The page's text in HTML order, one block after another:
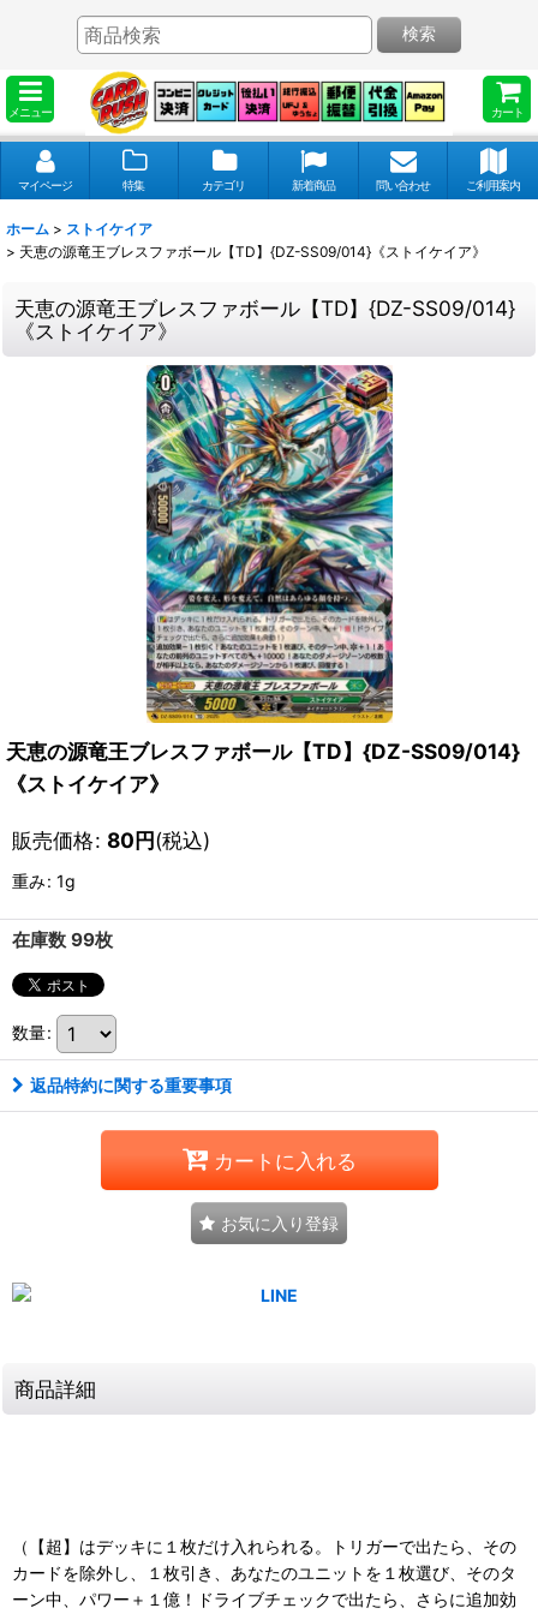
メニュー カート
検索
マイページ 特集 カテゴリ 新着商品 問い合わせ ご利用案内
ホーム > ストイケイア
> 天恵の源竜王ブレスファボール【TD】{DZ-SS09/014}《ストイケイア》
天恵の源竜王ブレスファボール【TD】{DZ-SS09/014}
《ストイケイア》
天恵の源竜王ブレスファボール【TD】{DZ-SS09/014}
《ストイケイア》
販売価格: 80円(税込)
重み: 1g
在庫数 99枚
数量:
返品特約に関する重要事項
カートに入れる
お気に入り登録
商品詳細
（【超】はデッキに１枚だけ入れられる。トリガーで出たら、その
カードを除外し、１枚引き、あなたのユニットを１枚選び、そのタ
ーン中、パワー＋１億！ドライブチェックで出たら、さらに追加効